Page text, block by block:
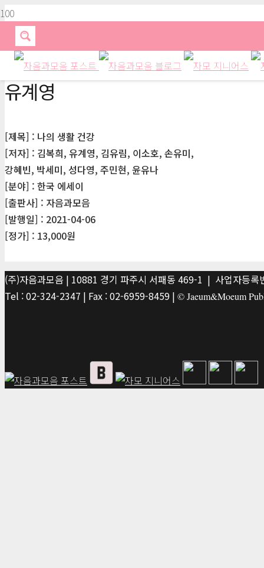
유계영
[제목] : 나의 생활 건강
[저자] : 김복희, 유계영, 김유림, 이소호, 손유미,
강혜빈, 박세미, 성다영, 주민현, 윤유나
[분야] : 한국 에세이
[출판사] : 자음과모음
[발행일] : 2021-04-06
[정가] : 13,000원
(주)자음과모음 | 10881 경기 파주시 서패동 469-1 | 사업자등
Tel : 02-324-2347 | Fax : 02-6959-8459 | © Jaeum&Moeum